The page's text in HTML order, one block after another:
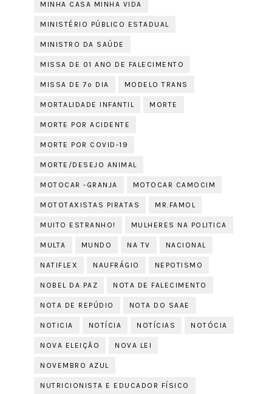
MINHA CASA MINHA VIDA
MINISTÉRIO PÚBLICO ESTADUAL
MINISTRO DA SAÚDE
MISSA DE 01 ANO DE FALECIMENTO
MISSA DE 7º DIA MODELO TRANS
MORTALIDADE INFANTIL MORTE
MORTE POR ACIDENTE
MORTE POR COVID-19
MORTE/DESEJO ANIMAL
MOTOCAR -GRANJA MOTOCAR CAMOCIM
MOTOTAXISTAS PIRATAS MR.FAMOL
MUITO ESTRANHO! MULHERES NA POLITICA
MULTA MUNDO NA TV NACIONAL
NATIFLEX NAUFRÁGIO NEPOTISMO
NOBEL DA PAZ NOTA DE FALECIMENTO
NOTA DE REPÚDIO NOTA DO SAAE
NOTICIA NOTÍCIA NOTÍCIAS NOTÓCIA
NOVA ELEIÇÃO NOVA LEI
NOVEMBRO AZUL
NUTRICIONISTA E EDUCADOR FÍSICO